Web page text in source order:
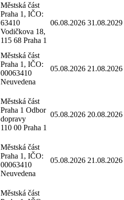
Městská část
Praha 1, IČO:
63410
Vodičkova 18,
115 68 Praha 1
06.08.2026 31.08.2029
Městská část
Praha 1, IČO:
00063410
Neuvedena
05.08.2026 21.08.2026
Městská část
Praha 1 Odbor
dopravy
110 00 Praha 1
05.08.2026 20.08.2026
Městská část
Praha 1, IČO:
00063410
Neuvedena
05.08.2026 21.08.2026
Městská část